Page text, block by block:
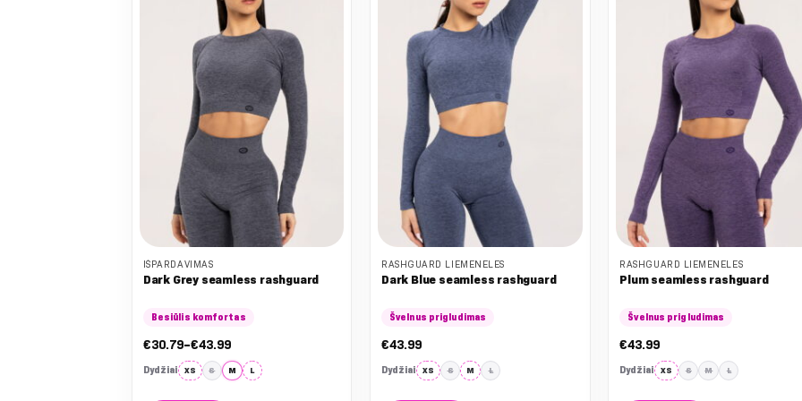
IŠPARDAVIMAS
Dark Grey seamless rashguard
Besiūlis komfortas
€30.79–€43.99
Nuo:
iki
Dydžiai XS S M L
RASHGUARD LIEMENĖLĖS
Dark Blue seamless rashguard
Švelnus prigludimas
€43.99
Dydžiai XS S M L
RASHGUARD LIEMENĖLĖS
Plum seamless rashguard
Švelnus prigludimas
€43.99
Dydžiai XS S M L